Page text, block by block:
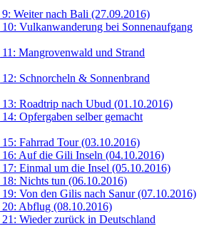
Weiter nach Bali (27.09.2016)
Vulkanwanderung bei Sonnenaufgang
Mangrovenwald und Strand
Schnorcheln & Sonnenbrand
Roadtrip nach Ubud (01.10.2016)
Opfergaben selber gemacht
Fahrrad Tour (03.10.2016)
16: Auf die Gili Inseln (04.10.2016)
Einmal um die Insel (05.10.2016)
Nichts tun (06.10.2016)
Von den Gilis nach Sanur (07.10.2016)
20: Abflug (08.10.2016)
Wieder zurück in Deutschland